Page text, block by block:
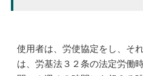
使用者は、労使協定をし、そ
は、労基法３２条の法定労働